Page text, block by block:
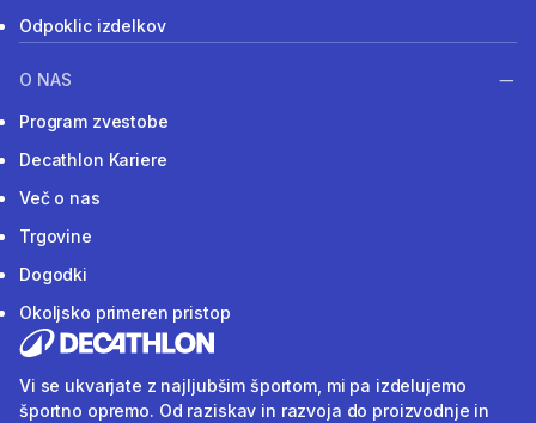
Odpoklic izdelkov
O NAS
Program zvestobe
Decathlon Kariere
Več o nas
Trgovine
Dogodki
Okoljsko primeren pristop
Vi se ukvarjate z najljubšim športom, mi pa izdelujemo
športno opremo. Od raziskav in razvoja do proizvodnje in